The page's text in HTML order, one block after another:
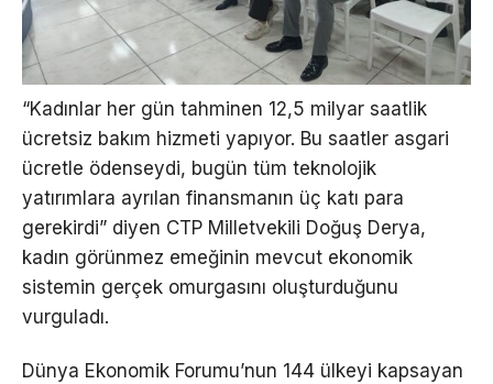
“Kadınlar her gün tahminen 12,5 milyar saatlik
ücretsiz bakım hizmeti yapıyor. Bu saatler asgari
ücretle ödenseydi, bugün tüm teknolojik
yatırımlara ayrılan finansmanın üç katı para
gerekirdi” diyen CTP Milletvekili Doğuş Derya,
kadın görünmez emeğinin mevcut ekonomik
sistemin gerçek omurgasını oluşturduğunu
vurguladı.
Dünya Ekonomik Forumu’nun 144 ülkeyi kapsayan